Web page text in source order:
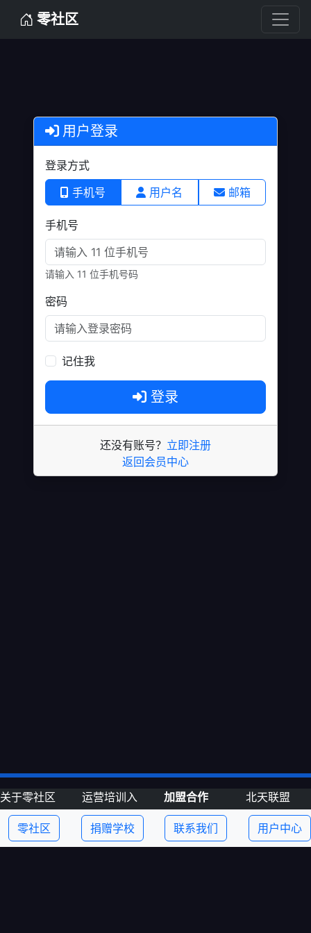
零社区
用户登录
登录方式
手机号
用户名 邮箱
手机号
请输入 11 位手机号码
密码
记住我
登录
还没有账号？ 立即注册
返回会员中心
关于零社区
动态
讲师
运营培训入
口
加盟合作
老师加盟
营销合作
北天联盟
北天培训
延龙出海
零社区 捐赠学校 联系我们 用户中心